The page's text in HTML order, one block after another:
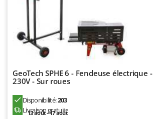
Trotec
Troy-Bilt
Udor
Unger
V
Verdemax
Vesco
GeoTech SPHE 6 - Fendeuse électrique
230V - Sur roues
Disponibilité:203
Livraison gratuite
13 août - 17 août